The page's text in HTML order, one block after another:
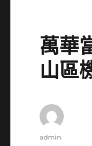
萬華
山區
作
admin